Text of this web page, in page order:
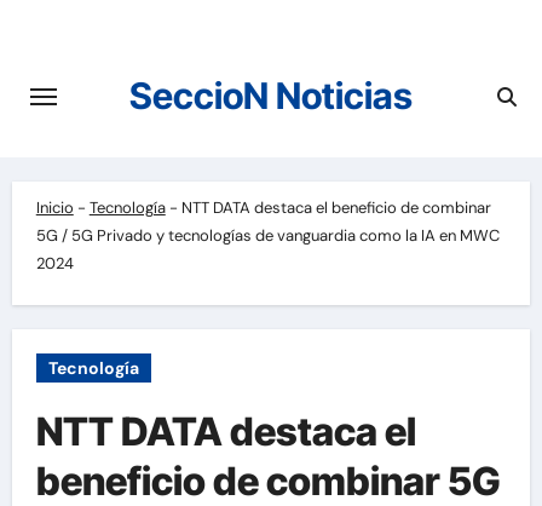
contenido
SeccioN Noticias
Inicio - Tecnología- NTT DATA destaca el beneficio de combinar
5G / 5G Privado y tecnologías de vanguardia como la IA en MWC
2024
Tecnología
NTT DATA destaca el
beneficio de combinar 5G